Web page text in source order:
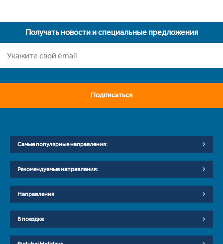
Получать новости и специальные предложения
Подписаться
Самые популярные направления:
Рекомендуемые направления:
Направления
В поездке